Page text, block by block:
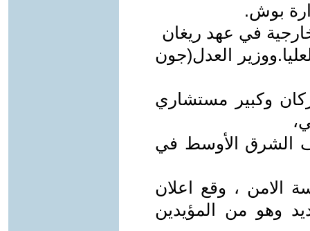
بوش.
العدل(جون
وكبير مستشاري
الشرق الأوسط في
الامن ، وقع اعلان
وهو من المؤيدين